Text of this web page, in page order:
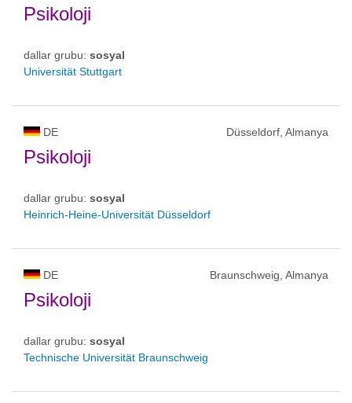
Psikoloji
dallar grubu: sosyal
Universität Stuttgart
DE Düsseldorf, Almanya
Psikoloji
dallar grubu: sosyal
Heinrich-Heine-Universität Düsseldorf
DE Braunschweig, Almanya
Psikoloji
dallar grubu: sosyal
Technische Universität Braunschweig